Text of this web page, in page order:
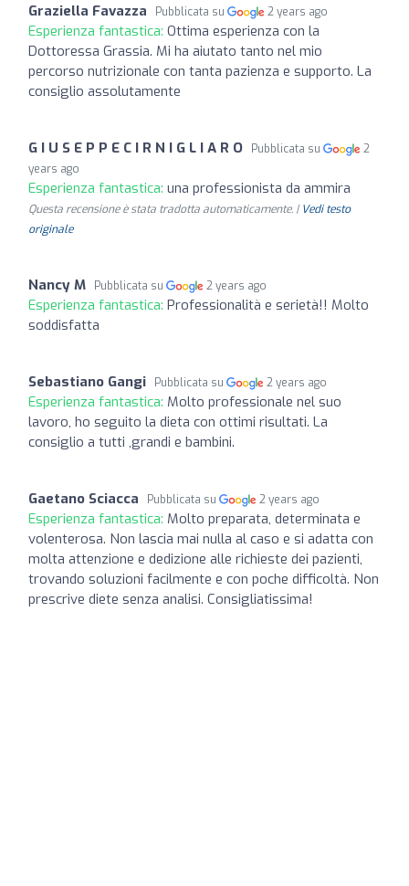
Graziella Favazza Pubblicata su 2 years ago
Esperienza fantastica: Ottima esperienza con la
Dottoressa Grassia. Mi ha aiutato tanto nel mio
percorso nutrizionale con tanta pazienza e supporto. La
consiglio assolutamente
G I U S E P P E C I R N I G L I A R O Pubblicata su
2
years ago
Esperienza fantastica: una professionista da ammira
Questa recensione è stata tradotta automaticamente. | Vedi testo
originale
Nancy M Pubblicata su 2 years ago
Esperienza fantastica: Professionalità e serietà!! Molto
soddisfatta
Sebastiano Gangi Pubblicata su 2 years ago
Esperienza fantastica: Molto professionale nel suo
lavoro, ho seguito la dieta con ottimi risultati. La
consiglio a tutti ,grandi e bambini.
Gaetano Sciacca Pubblicata su 2 years ago
Esperienza fantastica: Molto preparata, determinata e
volenterosa. Non lascia mai nulla al caso e si adatta con
molta attenzione e dedizione alle richieste dei pazienti,
trovando soluzioni facilmente e con poche difficoltà. Non
prescrive diete senza analisi. Consigliatissima!